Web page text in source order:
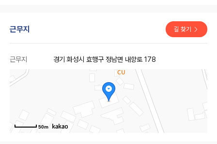
근무지 길 찾기
근무지 경기 화성시 효행구 정남면 내향로 178
50m